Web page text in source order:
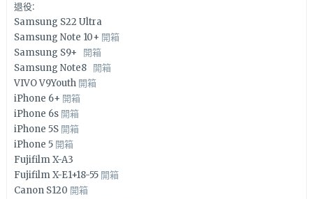
退役:
Samsung S22 Ultra
Samsung Note 10+ 開箱
Samsung S9+ 開箱
Samsung Note8 開箱
VIVO V9Youth 開箱
iPhone 6+ 開箱
iPhone 6s 開箱
iPhone 5S 開箱
iPhone 5 開箱
Fujifilm X-A3
Fujifilm X-E1+18-55 開箱
Canon S120 開箱